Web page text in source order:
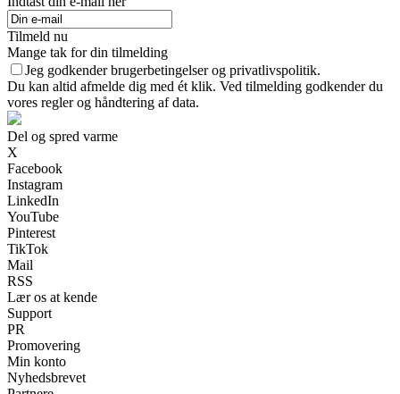
Tilmeld nu
Mange tak for din tilmelding
Jeg godkender brugerbetingelser og privatlivspolitik.
Du kan altid afmelde dig med ét klik. Ved tilmelding godkender du
vores regler og håndtering af data.
Del og spred varme
X
Facebook
Instagram
LinkedIn
YouTube
Pinterest
TikTok
Mail
RSS
Lær os at kende
Support
PR
Promovering
Min konto
Nyhedsbrevet